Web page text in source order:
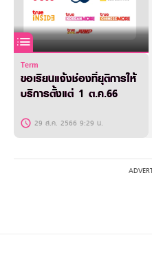
Term
ขอเรียนแจ้งช่องที่ยุติการให้
บริการตั้งแต่ 1 ต.ค.66
29 ส.ค. 2566 9:29 น.